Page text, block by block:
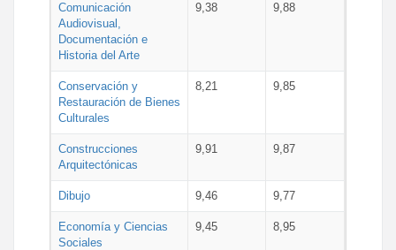
Comunicación
Audiovisual,
Documentación e
Historia del Arte
9,38 9,88
Conservación y
Restauración de Bienes
Culturales
8,21 9,85
Construcciones
Arquitectónicas
9,91 9,87
Dibujo 9,46 9,77
Economía y Ciencias
Sociales
9,45 8,95